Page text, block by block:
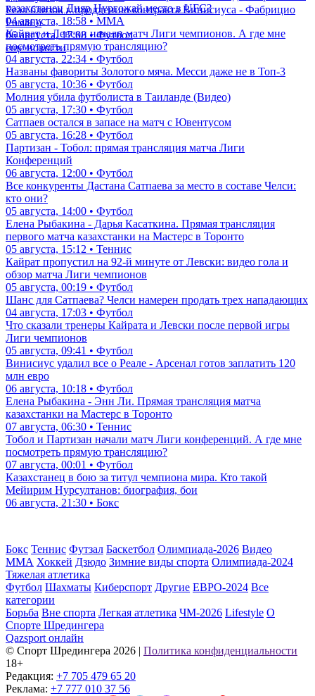
Реал близок к продлению контракта Винисиуса - Фабрицио
Романо
06 августа, 17:08 • Футбол
еще новости
казахстанец Дияр Нургожай место в UFC?
04 августа, 18:58 • ММА
Кайрат и Левски начали матч Лиги чемпионов. А где мне
посмотреть прямую трансляцию?
04 августа, 22:34 • Футбол
Названы фавориты Золотого мяча. Месси даже не в Топ-3
05 августа, 10:36 • Футбол
Молния убила футболиста в Таиланде (Видео)
05 августа, 17:30 • Футбол
Сатпаев остался в запасе на матч с Ювентусом
05 августа, 16:28 • Футбол
Партизан - Тобол: прямая трансляция матча Лиги
Конференций
06 августа, 12:00 • Футбол
Все конкуренты Дастана Сатпаева за место в составе Челси:
кто они?
05 августа, 14:00 • Футбол
Елена Рыбакина - Дарья Касаткина. Прямая трансляция
первого матча казахстанки на Мастерс в Торонто
05 августа, 15:12 • Теннис
Кайрат пропустил на 92-й минуте от Левски: видео гола и
обзор матча Лиги чемпионов
05 августа, 00:19 • Футбол
Шанс для Сатпаева? Челси намерен продать трех нападающих
04 августа, 17:03 • Футбол
Что сказали тренеры Кайрата и Левски после первой игры
Лиги чемпионов
05 августа, 09:41 • Футбол
Винисиус удалил все о Реале - Арсенал готов заплатить 120
млн евро
06 августа, 10:18 • Футбол
Елена Рыбакина - Энн Ли. Прямая трансляция матча
казахстанки на Мастерс в Торонто
07 августа, 06:30 • Теннис
Тобол и Партизан начали матч Лиги конференций. А где мне
посмотреть прямую трансляцию?
07 августа, 00:01 • Футбол
Казахстанец в бою за титул чемпиона мира. Кто такой
Мейирим Нурсултанов: биография, бои
06 августа, 21:30 • Бокс
Бокс Теннис Футзал Баскетбол Олимпиада-2026 Видео
ММА Хоккей Дзюдо Зимние виды спорта Олимпиада-2024
Тяжелая атлетика
Футбол Шахматы Киберспорт Другие ЕВРО-2024 Все
категории
Борьба Вне спорта Легкая атлетика ЧМ-2026 Lifestyle О
Спорте Шредингера
Qazsport онлайн
© Cпорт Шредингера 2026 | Политика конфиденциальности
18+
Редакция: +7 705 479 65 20
Реклама: +7 777 010 37 56